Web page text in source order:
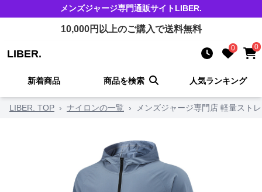
メンズジャージ専門通販サイトLIBER.
10,000円以上のご購入で送料無料
LIBER. 0 0
新着商品 商品を検索 人気ランキング
LIBER. TOP › ナイロンの一覧 › メンズジャージ専門店 軽量スト